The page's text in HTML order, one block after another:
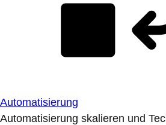
Automatisierung
Automatisierung skalieren und